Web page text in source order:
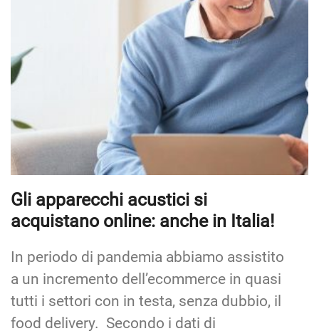
Gli apparecchi acustici si
acquistano online: anche in Italia!
In periodo di pandemia abbiamo assistito
a un incremento dell’ecommerce in quasi
tutti i settori con in testa, senza dubbio, il
food delivery. Secondo i dati di